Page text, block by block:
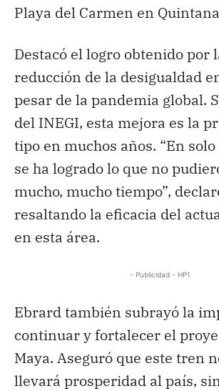
Playa del Carmen en
Destacó el logro obtenido por
reducción de la desigualdad
pesar de la pandemia global.
del INEGI, esta mejora es la
tipo en muchos años. “En
se ha logrado lo que no
mucho, mucho tiempo”,
resaltando la eficacia del
en esta área.
- Publicidad - HP1
Ebrard también subrayó la
continuar y fortalecer el
Maya. Aseguró que este tren
llevará prosperidad al país,